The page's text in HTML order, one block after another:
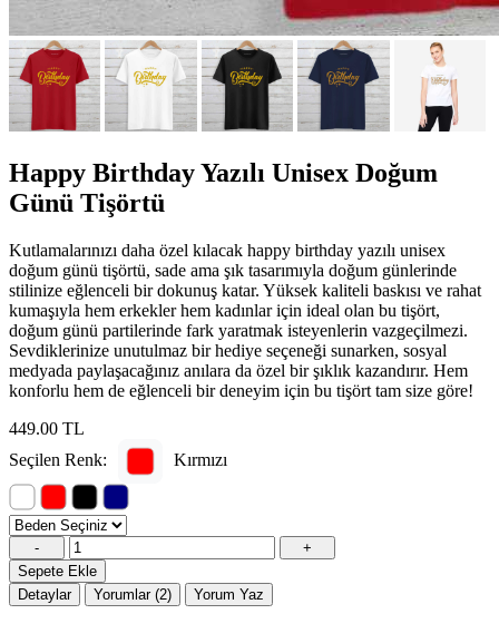
Happy Birthday Yazılı Unisex Doğum
Günü Tişörtü
Kutlamalarınızı daha özel kılacak happy birthday yazılı unisex
doğum günü tişörtü, sade ama şık tasarımıyla doğum günlerinde
stilinize eğlenceli bir dokunuş katar. Yüksek kaliteli baskısı ve rahat
kumaşıyla hem erkekler hem kadınlar için ideal olan bu tişört,
doğum günü partilerinde fark yaratmak isteyenlerin vazgeçilmezi.
Sevdiklerinize unutulmaz bir hediye seçeneği sunarken, sosyal
medyada paylaşacağınız anılara da özel bir şıklık kazandırır. Hem
konforlu hem de eğlenceli bir deneyim için bu tişört tam size göre!
449.00 TL
Seçilen Renk:
Kırmızı
-
+
Sepete Ekle
Detaylar
Yorumlar (2) Yorum Yaz